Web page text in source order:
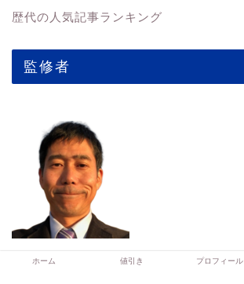
歴代の人気記事ランキング
監修者
中居伸自
ホーム 値引き プロフィール